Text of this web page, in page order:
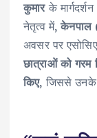
कुमारके
नेतृत्व में,केनपाल
अवसर पर
छात्राओं को गरम
किए, जिससे उनके